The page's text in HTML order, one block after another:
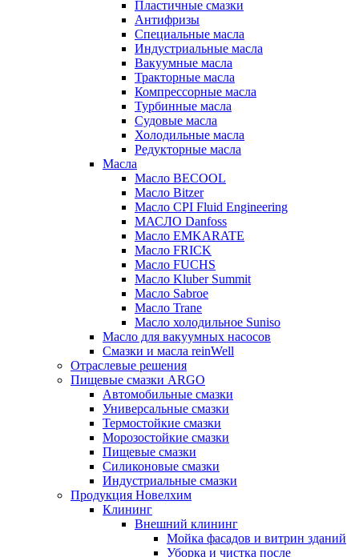
Пластичные смазки
Антифризы
Специальные масла
Индустриальные масла
Вакуумные масла
Тракторные масла
Компрессорные масла
Турбинные масла
Судовые масла
Холодильные масла
Редукторные масла
Масла
Масло BECOOL
Масло Bitzer
Масло CPI Fluid Engineering
МАСЛО Danfoss
Масло EMKARATE
Масло FRICK
Масло FUCHS
Масло Kluber Summit
Масло Sabroe
Масло Trane
Масло холодильное Suniso
Масло для вакуумных насосов
Смазки и масла reinWell
Отраслевые решения
Пищевые смазки ARGO
Автомобильные смазки
Универсальные смазки
Термостойкие смазки
Морозостойкие смазки
Пищевые смазки
Силиконовые смазки
Индустриальные смазки
Продукция Новелхим
Клининг
Внешний клининг
Мойка фасадов и витрин зданий
Уборка и чистка после